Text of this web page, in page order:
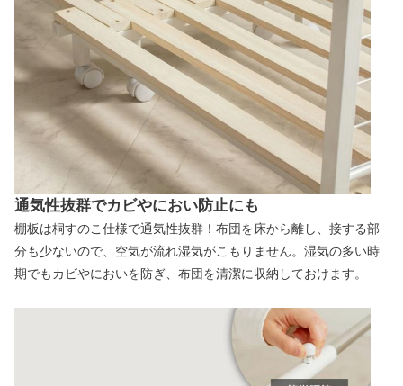
通気性抜群でカビやにおい防止にも
棚板は桐すのこ仕様で通気性抜群！布団を床から離し、接する部
分も少ないので、空気が流れ湿気がこもりません。湿気の多い時
期でもカビやにおいを防ぎ、布団を清潔に収納しておけます。